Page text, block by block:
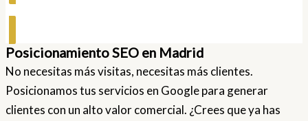
Posicionamiento SEO en Madrid
No necesitas más visitas, necesitas más clientes.
Posicionamos tus servicios en Google para generar
clientes con un alto valor comercial. ¿Crees que ya has